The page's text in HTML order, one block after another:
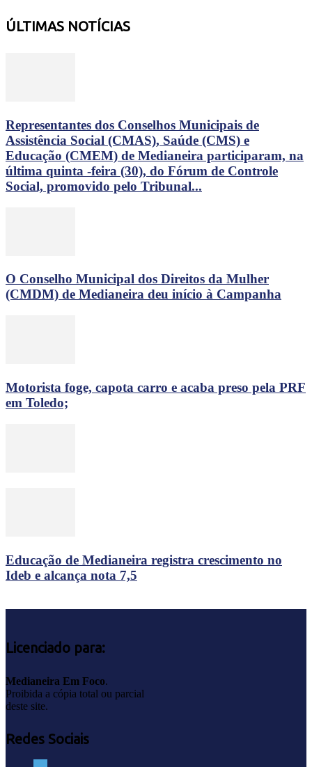
ÚLTIMAS NOTÍCIAS
Representantes dos Conselhos Municipais de
Assistência Social (CMAS), Saúde (CMS) e
Educação (CMEM) de Medianeira participaram, na
última quinta -feira (30), do Fórum de Controle
Social, promovido pelo Tribunal...
O Conselho Municipal dos Direitos da Mulher
(CMDM) de Medianeira deu início à Campanha
Motorista foge, capota carro e acaba preso pela PRF
em Toledo;
Educação de Medianeira registra crescimento no
Ideb e alcança nota 7,5
Licenciado para:
Medianeira Em Foco.
Proibida a cópia total ou parcial
deste site.
Redes Sociais